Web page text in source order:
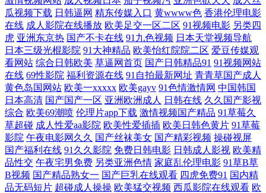
性 91n成人网站 久草cn 亚日韩私人综合影院 国产欧美精品区一区 亚洲福
利 国产ts在线观看 色五月亚洲一本至婷婷久久 超碰porn 欧美国产一卡二
在线 伊人黄久久 国产一级精品 网站在线观看 成人精品视频99在线观看免
费 琪琪影院午夜 91桃色下载网站 免费欧美A片 影视大全在线免费观电影
天堂 国产小视频免费在线观看 亚洲综合导航影院 国产一卡日韩在线 神马
视频 99大香伊乱码 麻豆福利社 在线高清影视大全 国产在线观看a 亚洲精
品老司机 国产精品18p 日韩精品手机在线 91网官 久一午夜电影网2023年
瓜视频下载 日韩逼网 精东传媒入口 黄wwww色 香港伦理电影
在线 成人影院在线播放 欧美足交一区二区 91视频电影 另类四
虎 亚洲东京热 国产不卡在线 91九色视频 日本天堂视频导航
日本三级光棍影院 91大神精品 欧美怡红院院二区 爱豆传媒观
看网站 综合日韩欧美 草逼网首页 国产日韩精品91 91视频网站
在线 69性影院 福利资源在线 91自拍最新网址 青青草国产成人
黄色岛国网站 欧美一xxxxx 欧美gayv 91色情激情网 中国韩国
日本高清 国产国产一区 亚洲欧洲成人 日韩在线 久久国产影视
综合 欧美69潮喷 伦理片app下载 激情视频国产精品 91草莓久
草超碰 成人性爱aa影院 欧美性爱插插 欧美日韩色黄片 91草莓
影院 午夜电影网久久 国产丝袜美女 国产精彩视频 操碰视屏
国产福利在线 91久久影院 免费日韩电影 日韩成人影视 欧美精
品性交 午夜宅男免费 另类亚洲色情 家庭乱伦理电影 91草B草
B视频 国产精品熟女一 国产巨乳在线观看 四虎免费91 国内精
品无码短片 超碰成人操操 欧美猛交视频 西瓜影院在线观看 欧